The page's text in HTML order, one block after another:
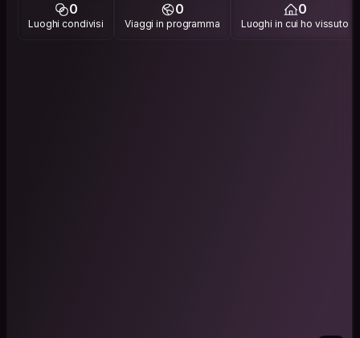
0
Luoghi condivisi
0
Viaggi in programma
0
Luoghi in cui ho vissuto